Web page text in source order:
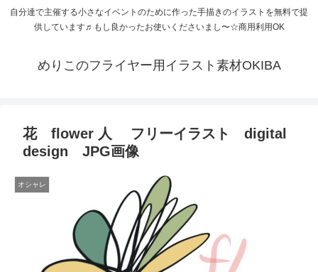
自分達で主催する小さなイベントのために作った手描きのイラストを無料で提
供しています♬もし良かったお使いくださいまし〜☆商用利用OK
めりこのフライヤー用イラスト素材OKIBA
花 flower 人 フリーイラスト digital
design JPG画像
オシャレ